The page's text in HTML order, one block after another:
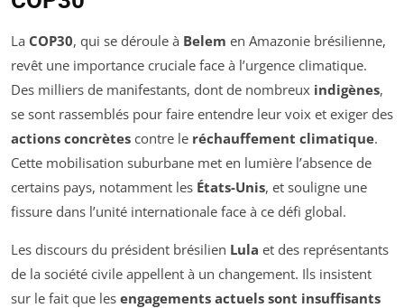
La COP30, qui se déroule à Belem en Amazonie brésilienne,
revêt une importance cruciale face à l’urgence climatique.
Des milliers de manifestants, dont de nombreux indigènes,
se sont rassemblés pour faire entendre leur voix et exiger des
actions concrètes contre le réchauffement climatique.
Cette mobilisation suburbane met en lumière l’absence de
certains pays, notamment les États-Unis, et souligne une
fissure dans l’unité internationale face à ce défi global.
Les discours du président brésilien Lula et des représentants
de la société civile appellent à un changement. Ils insistent
sur le fait que les engagements actuels sont insuffisants